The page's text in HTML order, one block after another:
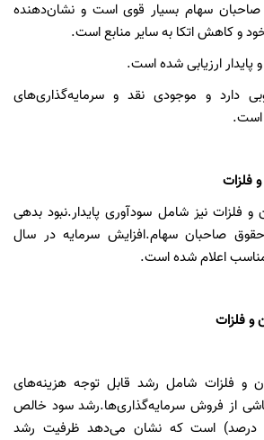
سهام بسیار قوی است و نشان‌دهنده
و کاهش اتکا به سایر منابع است.
پایدار ارزیابی شده است.
دارد و موجودی نقد و سرمایه‌گذاری‌های
است.
فلزات
فلزات نیز شامل سودآوری پایدار.نبود بدهی
حقوق صاحبان سهام.افزایش سرمایه در سال
اعلام شده است.
فلزات
و فلزات شامل رشد قابل توجه هزینه‌های
از فروش سرمایه‌گذاری‌ها.رشد سود خالص
درصد) است که نشان می‌دهد ظرفیت رشد